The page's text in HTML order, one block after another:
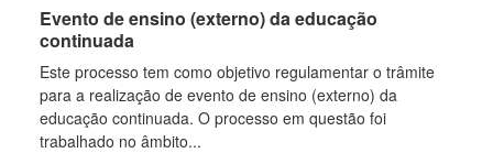
Evento de ensino (externo) da educação
continuada
Este processo tem como objetivo regulamentar o trâmite
para a realização de evento de ensino (externo) da
educação continuada. O processo em questão foi
trabalhado no âmbito...